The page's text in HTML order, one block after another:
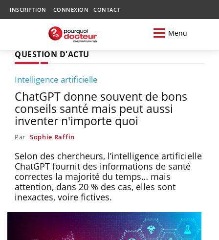
INSCRIPTION CONNEXION CONTACT
Menu
QUESTION D'ACTU
Intelligence artificielle
ChatGPT donne souvent de bons
conseils santé mais peut aussi
inventer n'importe quoi
Par Sophie Raffin
Selon des chercheurs, l’intelligence artificielle
ChatGPT fournit des informations de santé
correctes la majorité du temps… mais
attention, dans 20 % des cas, elles sont
inexactes, voire fictives.